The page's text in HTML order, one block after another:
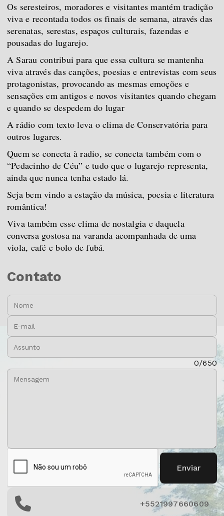
Os seresteiros, moradores e visitantes mantém tradição
viva e recontada todos os finais de semana, através das
serenatas, serestas, espaços culturais, fazendas e
pousadas do lugarejo.
A Sarau contribui para que essa cultura se mantenha
viva através das canções, poesias e entrevistas com seus
protagonistas, provocando as mesmas emoções e
sensações em antigos e novos visitantes quando chegam
e quando se despedem do lugar
A rádio com texto leva o clima de Conservatória para
outros lugares.
Quem se conecta à radio, se conecta também com o
“Pedacinho de Céu” e tudo que o lugarejo representa,
ainda que nunca tenha estado lá.
Seja bem vindo a estação da música, poesia e literatura
romântica!
Viva também esse clima de nostalgia e daquela
conversa gostosa na varanda acompanhada de uma
viola, café e bolo de fubá.
Contato
Nome:
E-mail:
Assunto:
0/650
Enviar
+5521997660609